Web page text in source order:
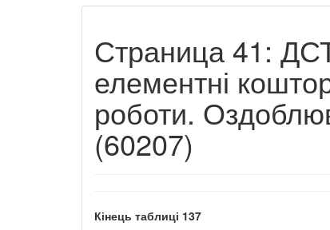
Страница 41:
елементні
роботи.
(60207)
Кінець таблиці 137